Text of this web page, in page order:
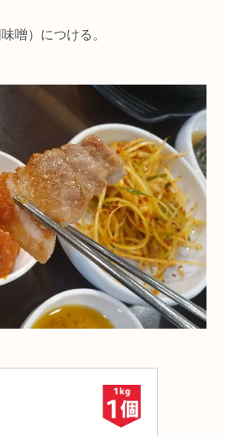
噌）につける。